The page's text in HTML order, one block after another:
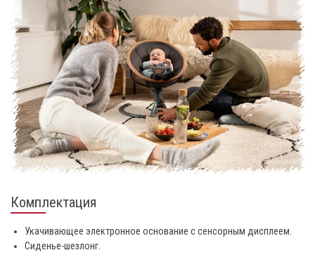
Комплектация
Укачивающее электронное основание с сенсорным дисплеем.
Сиденье-шезлонг.